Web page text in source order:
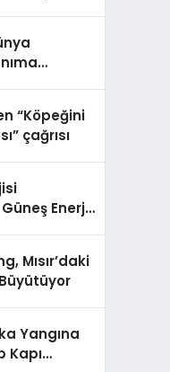
“Köpeğini
çağrısı
Enerjili
Mısır’daki
Yangına
Kapı